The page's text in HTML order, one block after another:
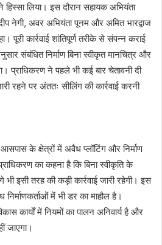
लिया। इस दौरान सहायक अभियंता
नेगी, अवर अभियंता पूनम और अमित भारद्वाज
पूरी कार्रवाई शांतिपूर्ण तरीके से संपन्न कराई
संबंधित निर्माण बिना स्वीकृत मानचित्र और
प्राधिकरण ने पहले भी कई बार चेतावनी दी
रहने पर अंततः सीलिंग की कार्रवाई करनी
के क्षेत्रों में अवैध प्लॉटिंग और निर्माण
का कहना है कि बिना स्वीकृति के
इसी तरह की कड़ी कार्रवाई जारी रहेगी। इस
निर्माणकर्ताओं में भी डर का माहौल है।
कार्यों में नियमों का पालन अनिवार्य है और
जाएगा।